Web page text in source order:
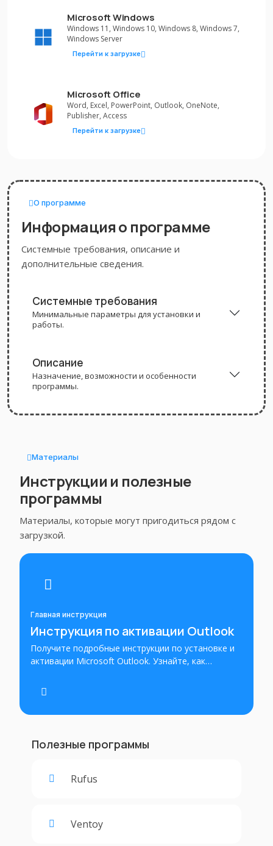
Microsoft Windows
Windows 11, Windows 10, Windows 8, Windows 7,
Windows Server
Перейти к загрузке
Microsoft Office
Word, Excel, PowerPoint, Outlook, OneNote,
Publisher, Access
Перейти к загрузке
О программе
Информация о программе
Системные требования, описание и
дополнительные сведения.
Системные требования
Минимальные параметры для установки и
работы.
Описание
Назначение, возможности и особенности
программы.
Материалы
Инструкции и полезные
программы
Материалы, которые могут пригодиться рядом с
загрузкой.
Главная инструкция
Инструкция по активации Outlook
Получите подробные инструкции по установке и
активации Microsoft Outlook. Узнайте, как
эффективного управления электронной почтой,
календарем и контактами.
Полезные программы
Rufus
Ventoy